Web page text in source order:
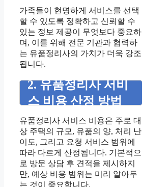
가족들이 현명하게 서비스를 선택
할 수 있도록 정확하고 신뢰할 수
있는 정보 제공이 무엇보다 중요하
며, 이를 위해 전문 기관과 협력하
는 유품정리사의 가치가 더욱 강조
됩니다.
2. 유품정리사 서비
스 비용 산정 방법
유품정리사 서비스 비용은 주로 대
상 주택의 규모, 유품의 양, 처리 난
이도, 그리고 요청 서비스 범위에
따라 다르게 산정됩니다. 기본적으
로 방문 상담 후 견적을 제시하지
만, 예상 비용 범위는 미리 알아두
는 것이 중요합니다.